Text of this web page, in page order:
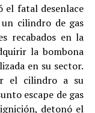
el fatal desenlace
cilindro de gas
recabados en la
la bombona
en su sector.
el cilindro a su
escape de gas
detonó el